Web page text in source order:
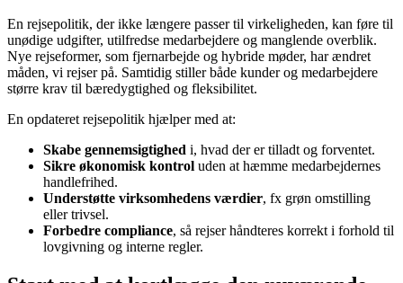
En rejsepolitik, der ikke længere passer til virkeligheden, kan føre til
unødige udgifter, utilfredse medarbejdere og manglende overblik.
Nye rejseformer, som fjernarbejde og hybride møder, har ændret
måden, vi rejser på. Samtidig stiller både kunder og medarbejdere
større krav til bæredygtighed og fleksibilitet.
En opdateret rejsepolitik hjælper med at:
Skabe gennemsigtighed i, hvad der er tilladt og forventet.
Sikre økonomisk kontrol uden at hæmme medarbejdernes
handlefrihed.
Understøtte virksomhedens værdier, fx grøn omstilling
eller trivsel.
Forbedre compliance, så rejser håndteres korrekt i forhold til
lovgivning og interne regler.